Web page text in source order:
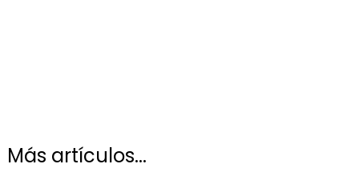
Más artículos...